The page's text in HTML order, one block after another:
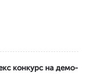
конкурс на демо-